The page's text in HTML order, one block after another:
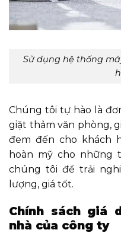
Sử dụng hệ thống
Chúng tôi tự hào là
giặt thảm văn phòng,
đem đến cho khách
hoàn mỹ cho những
chúng tôi để trải
lượng, giá tốt.
Chính sách giá
nhà của công ty